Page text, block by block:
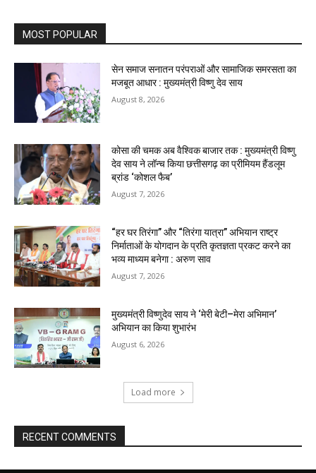
MOST POPULAR
सेन समाज सनातन परंपराओं और सामाजिक समरसता का
मजबूत आधार : मुख्यमंत्री विष्णु देव साय
August 8, 2026
कोसा की चमक अब वैश्विक बाजार तक : मुख्यमंत्री विष्णु
देव साय ने लॉन्च किया छत्तीसगढ़ का प्रीमियम हैंडलूम
ब्रांड ‘कोशल फैब’
August 7, 2026
“हर घर तिरंगा” और “तिरंगा यात्रा” अभियान राष्ट्र
निर्माताओं के योगदान के प्रति कृतज्ञता प्रकट करने का
भव्य माध्यम बनेगा : अरुण साव
August 7, 2026
मुख्यमंत्री विष्णुदेव साय ने ‘मेरी बेटी–मेरा अभिमान’
अभियान का किया शुभारंभ
August 6, 2026
Load more
RECENT COMMENTS